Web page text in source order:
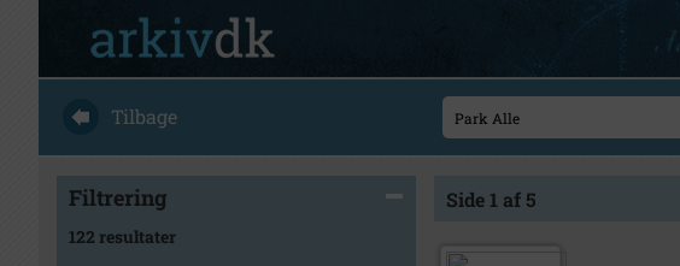
Tilbage
Filtrering
122 resultater
Side 1 af 5